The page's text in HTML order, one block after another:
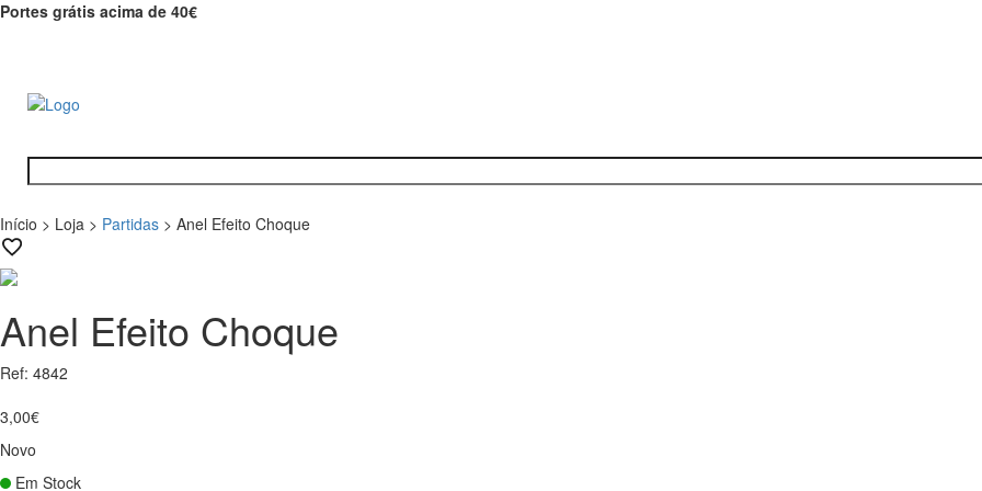
Portes grátis acima de 40€
Início > Loja > Partidas > Anel Efeito Choque
Anel Efeito Choque
Ref: 4842
3,00€
Novo
Em Stock